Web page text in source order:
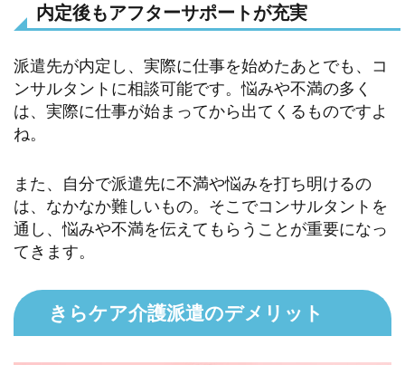
内定後もアフターサポートが充実
派遣先が内定し、実際に仕事を始めたあとでも、コ
ンサルタントに相談可能です。悩みや不満の多く
は、実際に仕事が始まってから出てくるものですよ
ね。
また、自分で派遣先に不満や悩みを打ち明けるの
は、なかなか難しいもの。そこでコンサルタントを
通し、悩みや不満を伝えてもらうことが重要になっ
てきます。
きらケア介護派遣のデメリット